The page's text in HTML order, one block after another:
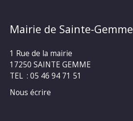
Mairie de Sainte-Gemme
1 Rue de la mairie
17250 SAINTE GEMME
TEL : 05 46 94 71 51
Nous écrire